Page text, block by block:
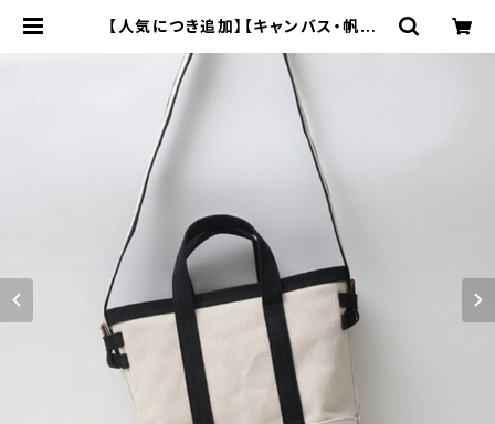
【人気につき追加】【キャンバス・帆布】
ートバッグ レディース | Bag Hous